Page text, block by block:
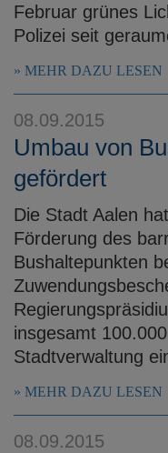
Februar grünes
Polizei seit
MEHR DAZU LESEN
08.09.2015
Umbau von
gefördert
Die Stadt Aalen
Förderung des
Bushaltepunkten
insgesamt
Stadtverwaltung
MEHR DAZU LESEN
08.09.2015